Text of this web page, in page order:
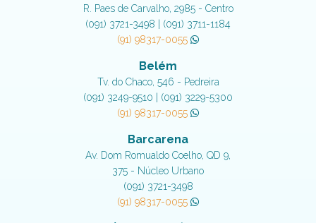
R. Paes de Carvalho, 2985 - Centro
(091) 3721-3498 | (091) 3711-1184
(91) 98317-0055
Belém
Tv. do Chaco, 546 - Pedreira
(091) 3249-9510 | (091) 3229-5300
(91) 98317-0055
Barcarena
Av. Dom Romualdo Coelho, QD 9,
375 - Núcleo Urbano
(091) 3721-3498
(91) 98317-0055